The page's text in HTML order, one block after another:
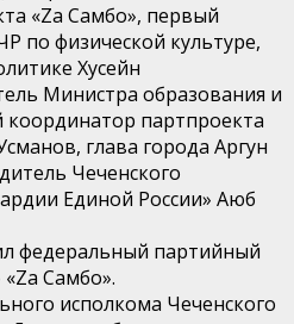
«Zа Самбо», первый
по физической культуре,
Хусейн
Министра образования и
партпроекта
глава города Аргун
Чеченского
Единой России» Аюб
федеральный партийный
Самбо».
исполкома Чеченского